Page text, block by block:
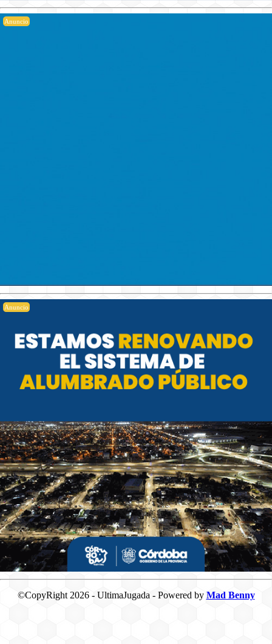
Anuncio
Anuncio
©CopyRight 2026 - UltimaJugada - Powered by Mad Benny